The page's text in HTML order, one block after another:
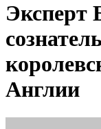
Эксперт
Англии